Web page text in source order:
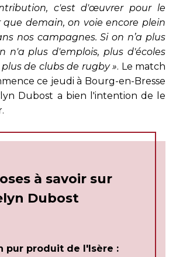
c'est d'œuvrer pour le
demain, on voie encore plein
nos campagnes. Si on n’a plus
n'a plus d'emplois, plus d'écoles
de clubs de rugby ». Le match
ce jeudi à Bourg-en-Bresse
Dubost a bien l'intention de le
à savoir sur
Dubost
pur produit de l'Isère :